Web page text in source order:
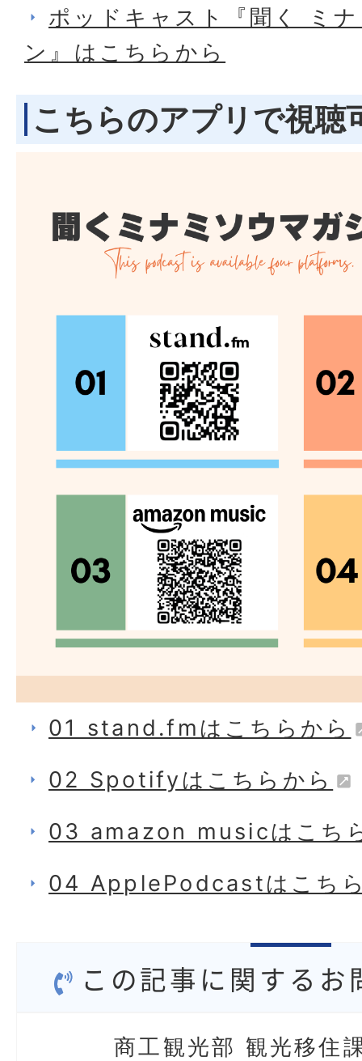
ポッドキャスト『聞く ミ
ン』はこちらから
こちらのアプリで視聴
01 stand.fmはこちらから
02 Spotifyはこちらから
03 amazon musicはこち
04 ApplePodcastはこち
この記事に関するお
商工観光部 観光移住